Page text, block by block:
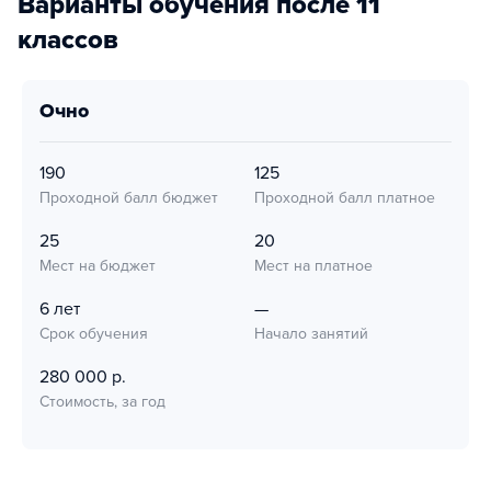
классов
очно
190
Проходной балл бюджет
125
Проходной балл платное
25
Мест на бюджет
20
Мест на платное
6 лет
Срок обучения
—
Начало занятий
280 000 р.
Стоимость, за год